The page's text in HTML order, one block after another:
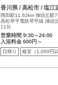
香川県 / 高松市 / 塩江
岡田駅11.62km 挿頭丘駅
高松琴平電鉄琴平線 挿頭
11分
営業時間 9:30～24:00
入浴料金 600円～
日帰り 格安（1,000円以